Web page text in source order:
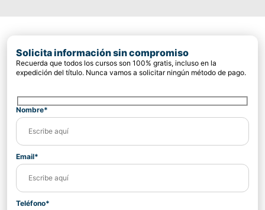
Solicita información sin compromiso
Recuerda que todos los cursos son 100% gratis, incluso en la
expedición del título. Nunca vamos a solicitar ningún método de pago.
Nombre*
Email*
Teléfono*